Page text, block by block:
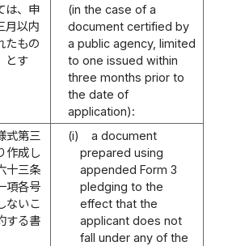
は、申
月以内
たもの
とす
(in the case of a
document certified by
a public agency, limited
to one issued within
three months prior to
the date of
application):
式第三
作成し
十三条
項各号
ないこ
する書
(i)
a document
prepared using
appended Form 3
pledging to the
effect that the
applicant does not
fall under any of the